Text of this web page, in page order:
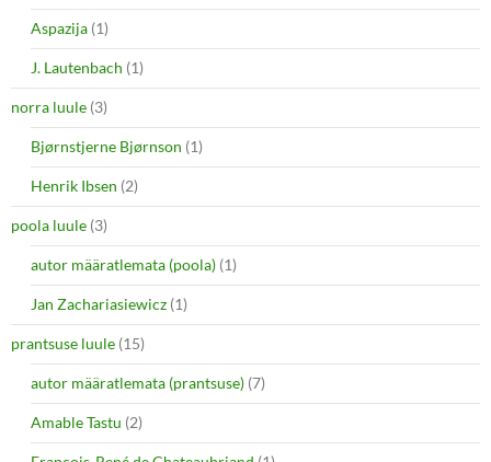
Aspazija (1)
J. Lautenbach (1)
norra luule (3)
Bjørnstjerne Bjørnson (1)
Henrik Ibsen (2)
poola luule (3)
autor määratlemata (poola) (1)
Jan Zachariasiewicz (1)
prantsuse luule (15)
autor määratlemata (prantsuse) (7)
Amable Tastu (2)